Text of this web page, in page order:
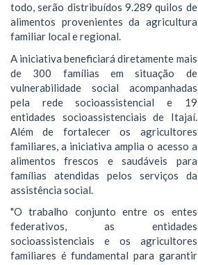
todo, serão distribuídos 9.289 quilos de
alimentos provenientes da agricultura
familiar local e regional.
A iniciativa beneficiará diretamente mais
de 300 famílias em situação de
vulnerabilidade social acompanhadas
pela rede socioassistencial e 19
entidades socioassistenciais de Itajaí.
Além de fortalecer os agricultores
familiares, a iniciativa amplia o acesso a
alimentos frescos e saudáveis para
famílias atendidas pelos serviços da
assistência social.
"O trabalho conjunto entre os entes
federativos, as entidades
socioassistenciais e os agricultores
familiares é fundamental para garantir